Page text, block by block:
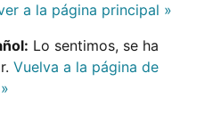
a la página principal »
Lo sentimos, se ha
Vuelva a la página de